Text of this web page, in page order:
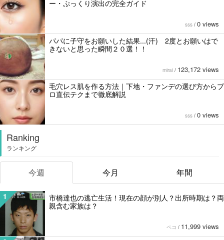
ー・ぷっくり演出の完全ガイド
sss / 0 views
パパに子守をお願いした結果...(汗) 2度とお願いはで
きないと思った瞬間２０選！！
mirai / 123,172 views
毛穴レス肌を作る方法｜下地・ファンデの選び方からプ
ロ直伝テクまで徹底解説
sss / 0 views
Ranking
ランキング
今週 今月 年間
1
市橋達也の逃亡生活！現在の顔が別人？出所時期は？両
親含む家族は？
ペコ / 11,999 views